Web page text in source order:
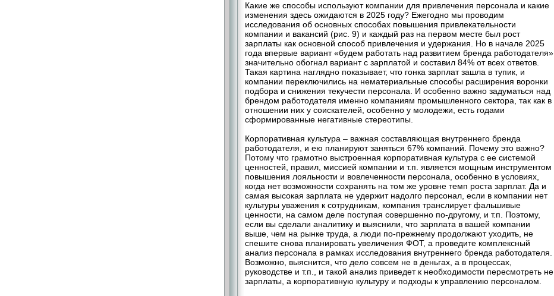
Какие же способы используют компании для привлечения персонала и какие
изменения здесь ожидаются в 2025 году? Ежегодно мы проводим
исследования об основных способах повышения привлекательности
компании и вакансий (рис. 9) и каждый раз на первом месте был рост
зарплаты как основной способ привлечения и удержания. Но в начале 2025
года впервые вариант «будем работать над развитием бренда работодателя»
значительно обогнал вариант с зарплатой и составил 84% от всех ответов.
Такая картина наглядно показывает, что гонка зарплат зашла в тупик, и
компании переключились на нематериальные способы расширения воронки
подбора и снижения текучести персонала. И особенно важно задуматься над
брендом работодателя именно компаниям промышленного сектора, так как в
отношении них у соискателей, особенно у молодежи, есть годами
сформированные негативные стереотипы.
Корпоративная культура – важная составляющая внутреннего бренда
работодателя, и ею планируют заняться 67% компаний. Почему это важно?
Потому что грамотно выстроенная корпоративная культура с ее системой
ценностей, правил, миссией компании и т.п. является мощным инструментом
повышения лояльности и вовлеченности персонала, особенно в условиях,
когда нет возможности сохранять на том же уровне темп роста зарплат. Да и
самая высокая зарплата не удержит надолго персонал, если в компании нет
культуры уважения к сотрудникам, компания транслирует фальшивые
ценности, на самом деле поступая совершенно по-другому, и т.п. Поэтому,
если вы сделали аналитику и выяснили, что зарплата в вашей компании
выше, чем на рынке труда, а люди по-прежнему продолжают уходить, не
спешите снова планировать увеличения ФОТ, а проведите комплексный
анализ персонала в рамках исследования внутреннего бренда работодателя.
Возможно, выяснится, что дело совсем не в деньгах, а в процессах,
руководстве и т.п., и такой анализ приведет к необходимости пересмотреть не
зарплаты, а корпоративную культуру и подходы к управлению персоналом.